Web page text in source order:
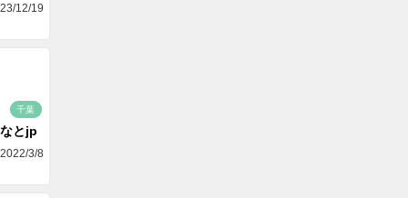
12/19
千葉
とjp
3/8